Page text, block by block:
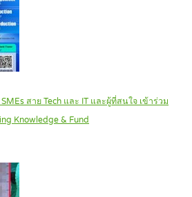
สาย Tech และ IT และผู้ที่สนใจ เข้าร่วม
Knowledge & Fund